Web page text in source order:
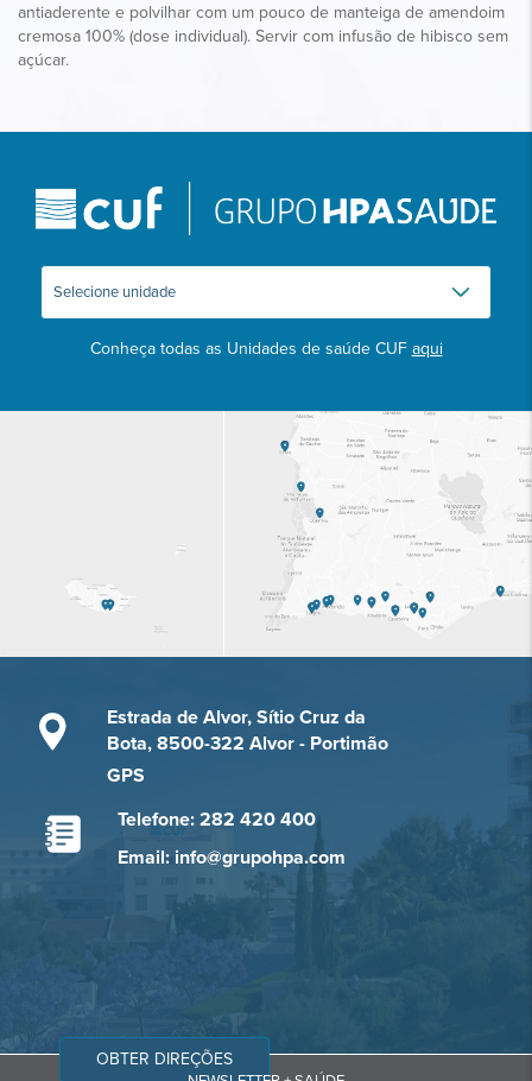
antiaderente e polvilhar com um pouco de manteiga de amendoim
cremosa 100% (dose individual). Servir com infusão de hibisco sem
açúcar.
Conheça todas as Unidades de saúde CUF aqui
Estrada de Alvor, Sítio Cruz da
Bota, 8500-322 Alvor - Portimão
GPS
Telefone: 282 420 400
Email: info@grupohpa.com
OBTER DIREÇÕES